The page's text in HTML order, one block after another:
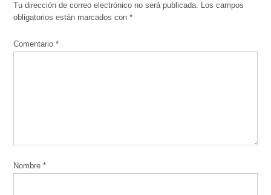
Tu dirección de correo electrónico no será publicada. Los campos
obligatorios están marcados con*
Comentario*
Nombre*